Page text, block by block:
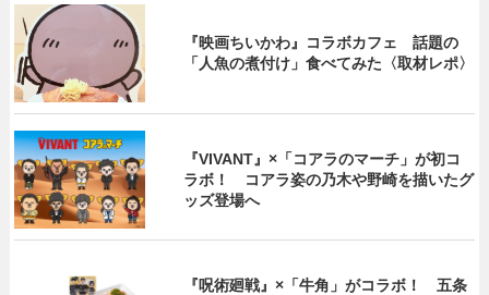
『映画ちいかわ』コラボカフェ 話題の
「人魚の煮付け」食べてみた〈取材レポ〉
『VIVANT』×「コアラのマーチ」が初コ
ラボ！ コアラ姿の乃木や野崎を描いたグ
ッズ登場へ
『呪術廻戦』×「牛角」がコラボ！ 五条